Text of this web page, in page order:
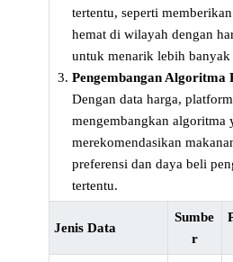
tertentu, seperti
hemat di wilayah dengan
untuk menarik lebih banyak
Pengembangan Algoritma
Dengan data harga,
mengembangkan algoritma
merekomendasikan
preferensi dan daya beli
tertentu.
Jenis Data
Sumbe
r